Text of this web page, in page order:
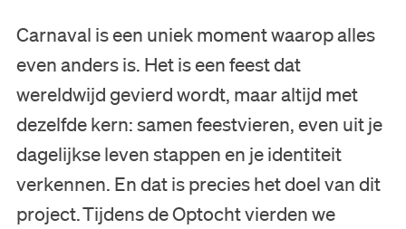
Carnaval is een uniek moment waarop alles
even anders is. Het is een feest dat
wereldwijd gevierd wordt, maar altijd met
dezelfde kern: samen feestvieren, even uit je
dagelijkse leven stappen en je identiteit
verkennen. En dat is precies het doel van dit
project. Tijdens de Optocht vierden we